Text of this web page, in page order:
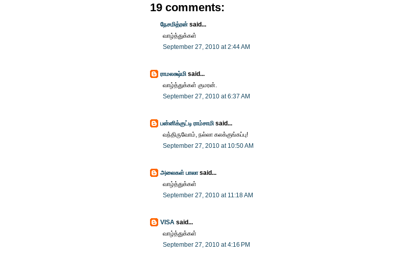
19 comments:
நேசமித்ரன் said...
வாழ்த்துக்கள்
September 27, 2010 at 2:44 AM
ராமலக்ஷ்மி said...
வாழ்த்துக்கள் குமரன்.
September 27, 2010 at 6:37 AM
பன்னிக்குட்டி ராம்சாமி said...
வந்திருவோம், நல்லா கலக்குங்கப்பு!
September 27, 2010 at 10:50 AM
அலைகள் பாலாsaid...
வாழ்த்துக்கள்
September 27, 2010 at 11:18 AM
VISA said...
வாழ்த்துக்கள்
September 27, 2010 at 4:16 PM